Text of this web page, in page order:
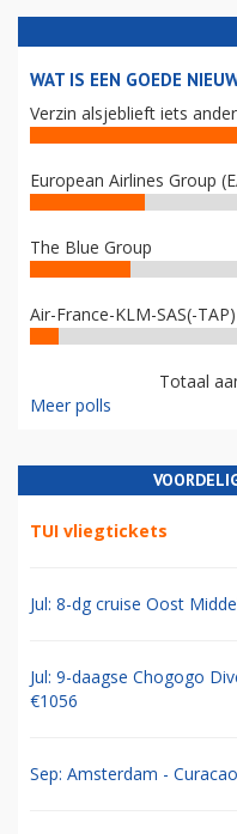
WAT IS EEN GOEDE
Verzin alsjeblieft iets
European Airlines Group
The Blue Group
Air-France-KLM-SAS(-TAP)
Totaal
Meer polls
TUI vliegtickets
Jul: 8-dg cruise Oost
Jul: 9-daagse Chogogo
€1056
Sep: Amsterdam -